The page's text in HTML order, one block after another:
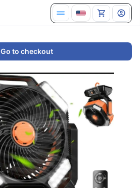
Go to checkout